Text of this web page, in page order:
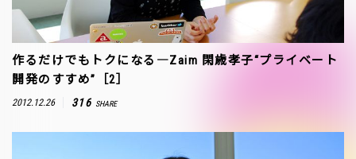
作るだけでもトクになる―Zaim 閑歳孝子“プライベート
開発のすすめ”［2］
2012.12.26 316 SHARE